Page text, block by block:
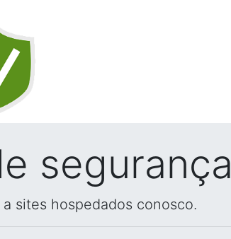
segurança
sites hospedados conosco.